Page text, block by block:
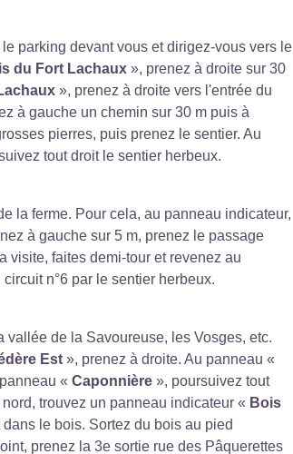
parking devant vous et dirigez-vous vers le
du Fort Lachaux », prenez à droite sur 30
», prenez à droite vers l'entrée du
à gauche un chemin sur 30 m puis à
pierres, puis prenez le sentier. Au
tout droit le sentier herbeux.
la ferme. Pour cela, au panneau indicateur,
à gauche sur 5 m, prenez le passage
visite, faites demi-tour et revenez au
n°6 par le sentier herbeux.
de la Savoureuse, les Vosges, etc.
Est », prenez à droite. Au panneau «
« Caponnière », poursuivez tout
trouvez un panneau indicateur « Bois
le bois. Sortez du bois au pied
prenez la 3e sortie rue des Pâquerettes